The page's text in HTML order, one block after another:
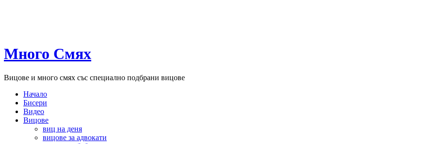
Много Смях
Вицове и много смях със специално подбрани вицове
Начало
Бисери
Видео
Вицове
виц на деня
вицове за адвокати